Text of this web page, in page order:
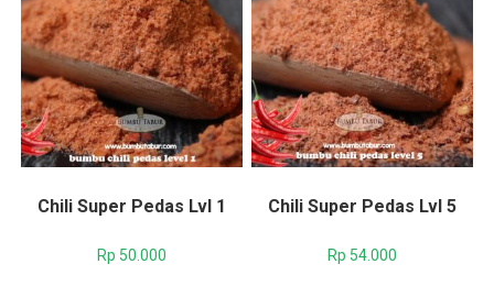
Chili Super Pedas Lvl 1
Rp 50.000
Chili Super Pedas Lvl 5
Rp 54.000